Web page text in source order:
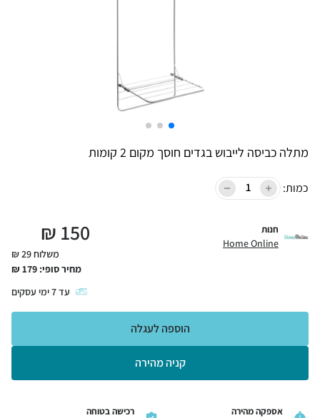
מתלה כביסה לייבוש בגדים חוסך מקום 2 קומות
כמות:
חנות
Home Online
150
₪
משלוח 29 ₪
מחיר סופי: 179
₪
עד7ימי עסקים
קניה מהירה
הוספה לעגלה
אספקה מהירה
רכישה בטוחה